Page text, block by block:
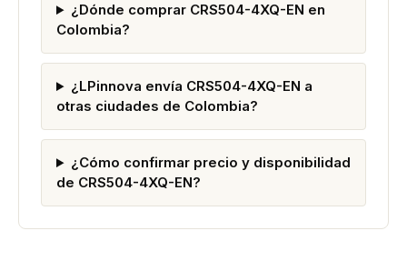
¿Dónde comprar CRS504-4XQ-EN en
Colombia?
¿LPinnova envía CRS504-4XQ-EN a
otras ciudades de Colombia?
¿Cómo confirmar precio y disponibilidad
de CRS504-4XQ-EN?